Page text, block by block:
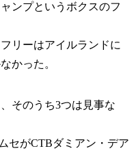
ンプというボクスのフ
リーはアイルランドに
かった。
そのうち3つは見事な
セがCTBダミアン・デア